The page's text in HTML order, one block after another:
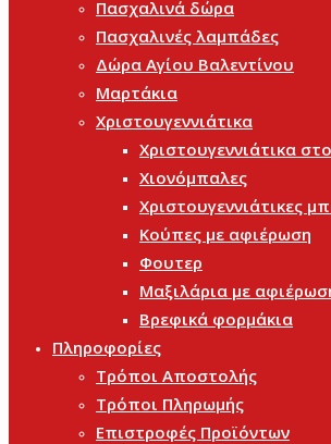
Πασχαλινά δώρα
Πασχαλινές λαμπάδες
Δώρα Αγίου Βαλεντίνου
Μαρτάκια
Χριστουγεννιάτικα
Χριστουγεννιάτικα
Χιονόμπαλες
Χριστουγεννιάτικες
Κούπες με αφιέρωση
Φουτερ
Μαξιλάρια με
Βρεφικά φορμάκια
Πληροφορίες
Τρόποι Αποστολής
Τρόποι Πληρωμής
Επιστροφές Προϊόντων